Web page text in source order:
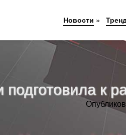
подготовила к
Новости »